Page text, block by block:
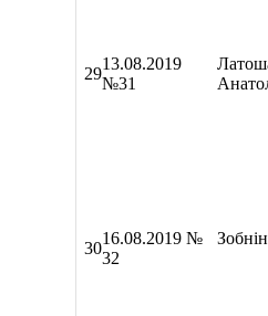
29
13.08.2019
№31
30
16.08.2019 №
32